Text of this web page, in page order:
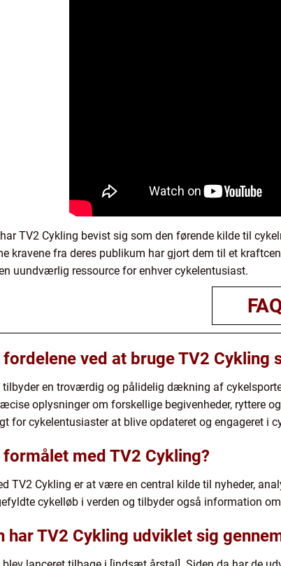
TV2 Cykling bevist sig som den førende kilde til
kravene fra deres publikum har gjort dem til et
uundværlig ressource for enhver cykelentusiast.
fordelene ved at bruge TV2
tilbyder en troværdig og pålidelig dækning af
oplysninger om forskellige begivenheder, ryttere
for cykelentusiaster at blive opdateret og engageret i
formålet med TV2 Cykling?
TV2 Cykling er at være en central kilde til nyheder,
cykelløb i verden og tilbyder også information
har TV2 Cykling udviklet sig